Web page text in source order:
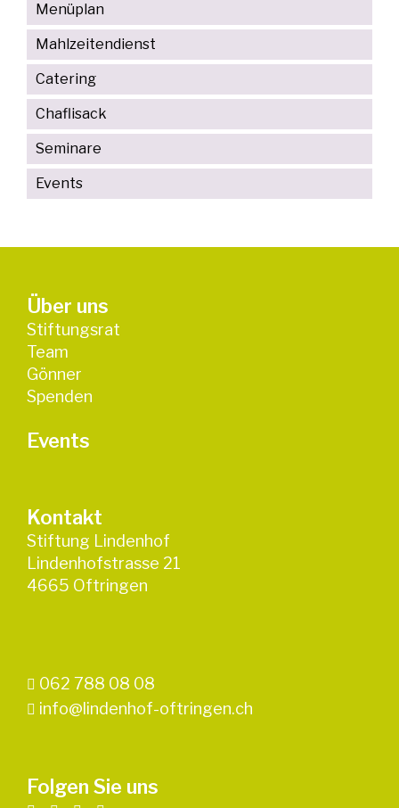
Menüplan
Mahlzeitendienst
Catering
Chaflisack
Seminare
Events
Über uns
Stiftungsrat
Team
Gönner
Spenden
Events
Kontakt
Stiftung Lindenhof
Lindenhofstrasse 21
4665 Oftringen
062 788 08 08
info@lindenhof-oftringen.ch
Folgen Sie uns